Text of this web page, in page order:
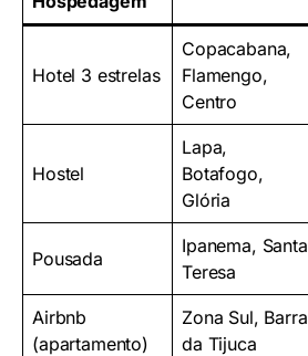
Hotel 3 estrelas
Copacabana,
Flamengo,
Centro
Hostel
Lapa,
Botafogo,
Glória
Pousada
Ipanema, Santa
Teresa
Airbnb
(apartamento)
Zona Sul, Barra
da Tijuca